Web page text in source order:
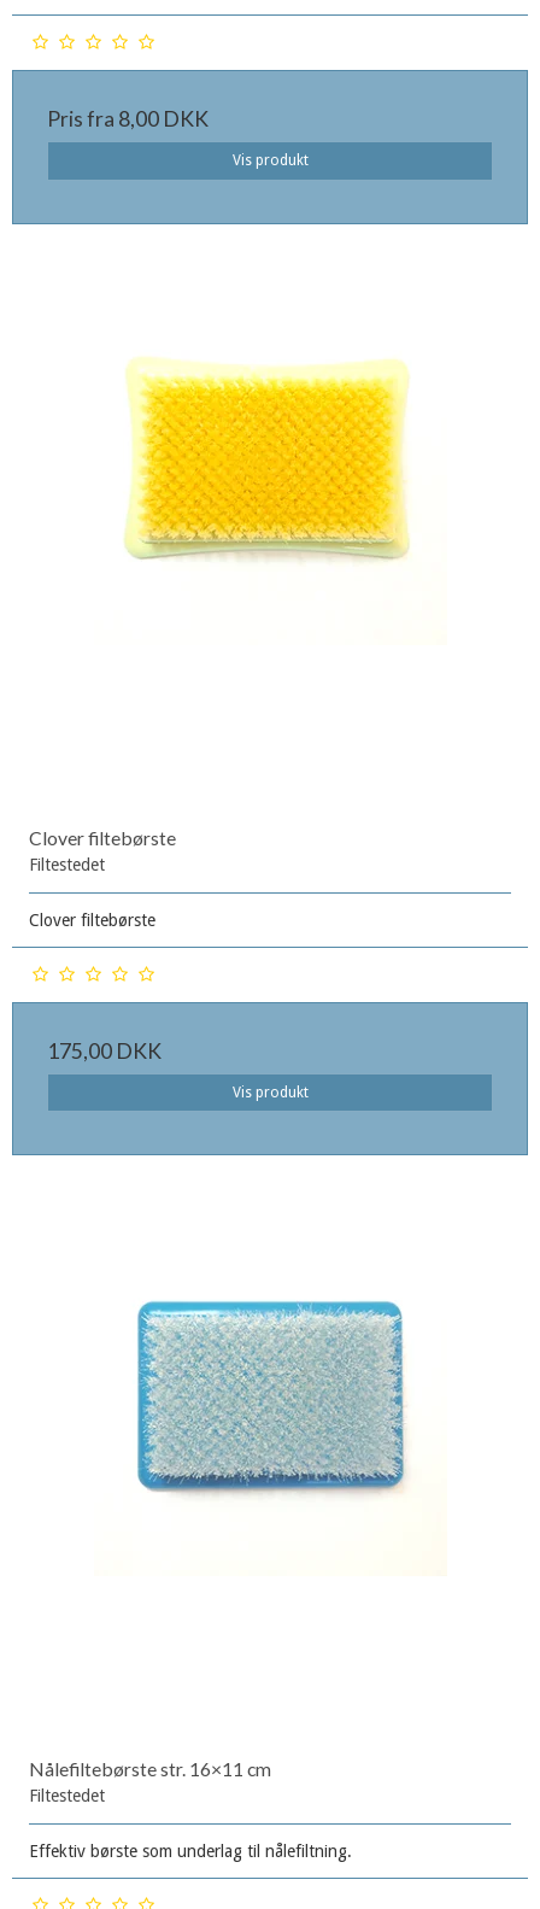
Pris fra 8,00 DKK
Vis produkt
Clover filtebørste
Filtestedet
Clover filtebørste
175,00 DKK
Vis produkt
Nålefiltebørste str. 16×11 cm
Filtestedet
Effektiv børste som underlag til nålefiltning.